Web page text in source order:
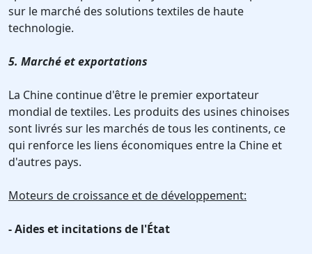
sur le marché des solutions textiles de haute
technologie.
5. Marché et exportations
La Chine continue d'être le premier exportateur
mondial de textiles. Les produits des usines chinoises
sont livrés sur les marchés de tous les continents, ce
qui renforce les liens économiques entre la Chine et
d'autres pays.
Moteurs de croissance et de développement:
- Aides et incitations de l'État